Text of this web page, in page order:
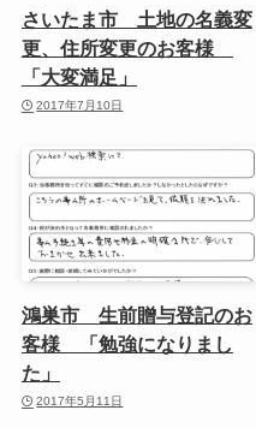
さいたま市 土地の名義変
更、住所変更のお客様
「大変満足」
2017年7月10日
鴻巣市 生前贈与登記のお
客様 「勉強になりまし
た」
2017年5月11日